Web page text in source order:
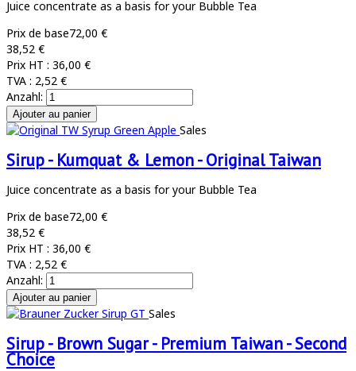
Juice concentrate as a basis for your Bubble Tea
Prix de base72,00 €
38,52 €
Prix HT : 36,00 €
TVA : 2,52 €
Anzahl:
Sales
Sirup - Kumquat & Lemon - Original Taiwan
Juice concentrate as a basis for your Bubble Tea
Prix de base72,00 €
38,52 €
Prix HT : 36,00 €
TVA : 2,52 €
Anzahl:
Sales
Sirup - Brown Sugar - Premium Taiwan - Second
Choice